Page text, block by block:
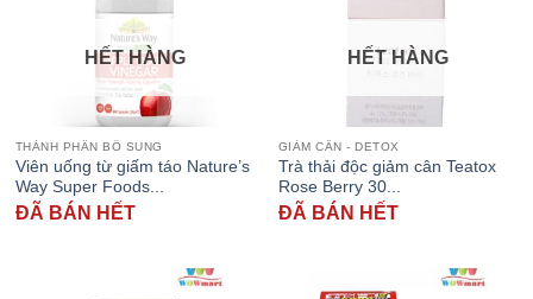
HẾT HÀNG
THÀNH PHẦN BỔ SUNG
Viên uống từ giấm táo Nature’s
Way Super Foods...
ĐÃ BÁN HẾT
HẾT HÀNG
GIẢM CÂN - DETOX
Trà thải độc giảm cân Teatox
Rose Berry 30...
ĐÃ BÁN HẾT